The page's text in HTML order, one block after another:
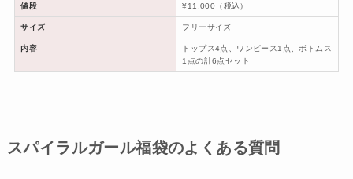
値段 ¥11,000（税込）
サイズ フリーサイズ
内容
トップス4点、ワンピース1点、ボトムス
1点の計6点セット
スパイラルガール福袋のよくある質問